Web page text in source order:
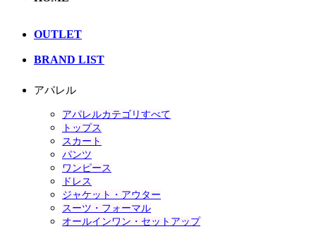
OUTLET
BRAND LIST
アパレル
アパレルカテゴリすべて
トップス
スカート
パンツ
ワンピース
ドレス
ジャケット・アウター
スーツ・フォーマル
オールインワン・セットアップ